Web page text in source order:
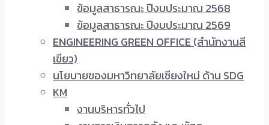
ข้อมูลสาธารณะ ปีงบประมาณ 2568
ข้อมูลสาธารณะ ปีงบประมาณ 2569
ENGINEERING GREEN OFFICE (สำนักงานสี
เขียว)
นโยบายของมหาวิทยาลัยเชียงใหม่ ด้าน SDG
KM
งานบริหารทั่วไป